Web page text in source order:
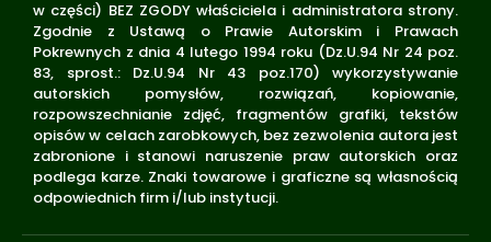
w części) BEZ ZGODY właściciela i administratora strony.
Zgodnie z Ustawą o Prawie Autorskim i Prawach
Pokrewnych z dnia 4 lutego 1994 roku (Dz.U.94 Nr 24 poz.
83, sprost.: Dz.U.94 Nr 43 poz.170) wykorzystywanie
autorskich pomysłów, rozwiązań, kopiowanie,
rozpowszechnianie zdjęć, fragmentów grafiki, tekstów
opisów w celach zarobkowych, bez zezwolenia autora jest
zabronione i stanowi naruszenie praw autorskich oraz
podlega karze. Znaki towarowe i graficzne są własnością
odpowiednich firm i/lub instytucji.